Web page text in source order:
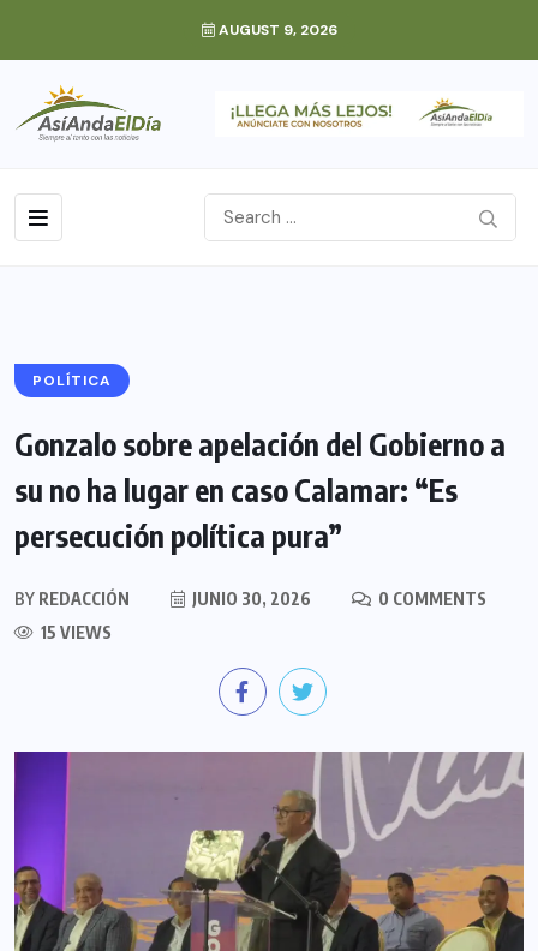
AUGUST 9, 2026
POLÍTICA
Gonzalo sobre apelación del Gobierno a
su no ha lugar en caso Calamar: “Es
persecución política pura”
BY REDACCIÓN JUNIO 30, 2026
0 COMMENTS
15 VIEWS